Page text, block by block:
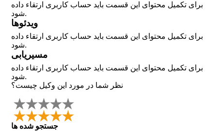
برای تکمیل محتوای این قسمت باید حساب کاربری ارتقاء داده
شود.
ویدئوها
برای تکمیل محتوای این قسمت باید حساب کاربری ارتقاء داده
شود.
مسیریابی
برای تکمیل محتوای این قسمت باید حساب کاربری ارتقاء داده
شود.
نظر شما در مورد این وکیل چیست؟
جستجو شده ها